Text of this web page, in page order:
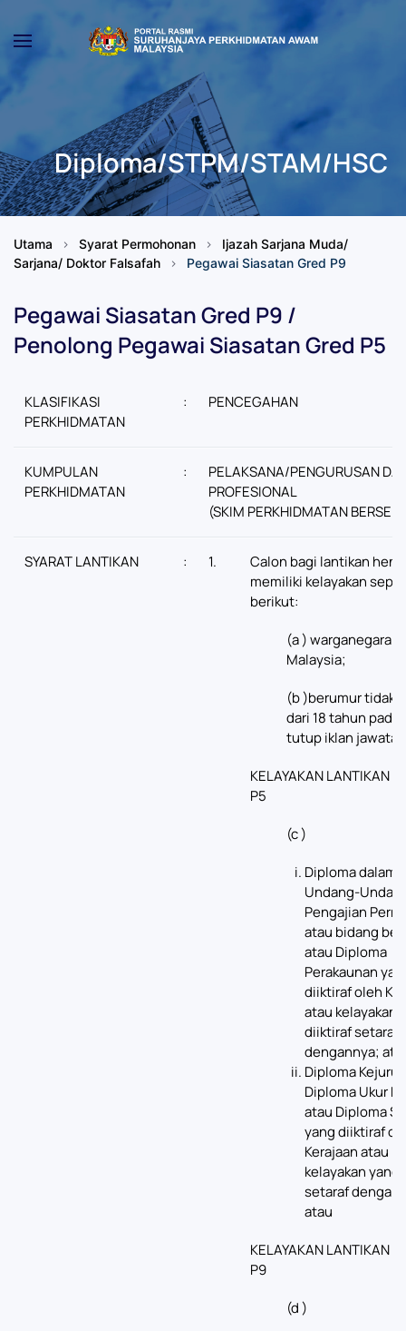
Skip to main content
Diploma/STPM/STAM/HSC
Utama Syarat Permohonan
Ijazah Sarjana Muda/
Sarjana/ Doktor Falsafah
Pegawai Siasatan Gred P9
Pegawai Siasatan Gred P9 /
Penolong Pegawai Siasatan Gred P5
KLASIFIKASI
PERKHIDMATAN
: PENCEGAHAN
KUMPULAN
PERKHIDMATAN
:
PELAKSANA/PENGURUSAN
PROFESIONAL
(SKIM PERKHIDMATAN
SYARAT LANTIKAN : 1.
Calon bagi lantikan
memiliki kelayakan
berikut:
(a ) warganegara
Malaysia;
(b )berumur tidak
dari 18 tahun pada
tutup iklan
KELAYAKAN LANTIKAN
P5
(c )
Diploma dalam
Undang-
Pengajian
atau bidang
atau Diploma
Perakaunan
diiktiraf oleh
atau kelayakan
diiktiraf setaraf
dengannya;
Diploma
Diploma Ukur
atau Diploma
yang diiktiraf
Kerajaan atau
kelayakan yang
setaraf
atau
KELAYAKAN LANTIKAN
P9
(d )